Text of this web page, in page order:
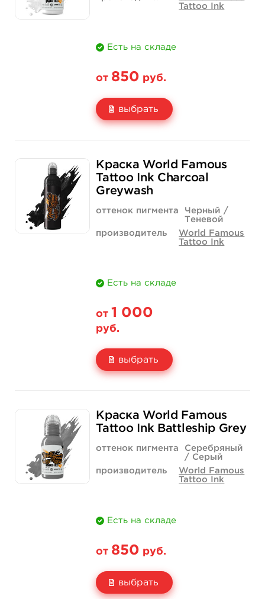
Tattoo Ink
Есть на складе
от 850 руб.
выбрать
Количество
850 руб.
купить
1 400 руб.
Краска World Famous
Tattoo Ink Charcoal
Greywash
оттенок пигмента
Черный /
Теневой
производитель
World Famous
Tattoo Ink
Есть на складе
от 1 000
руб.
выбрать
Количество
1 000 руб.
купить
1 500 руб.
купить
Краска World Famous
Tattoo Ink Battleship Grey
оттенок пигмента
Серебряный
/ Серый
производитель
World Famous
Tattoo Ink
Есть на складе
от 850 руб.
выбрать